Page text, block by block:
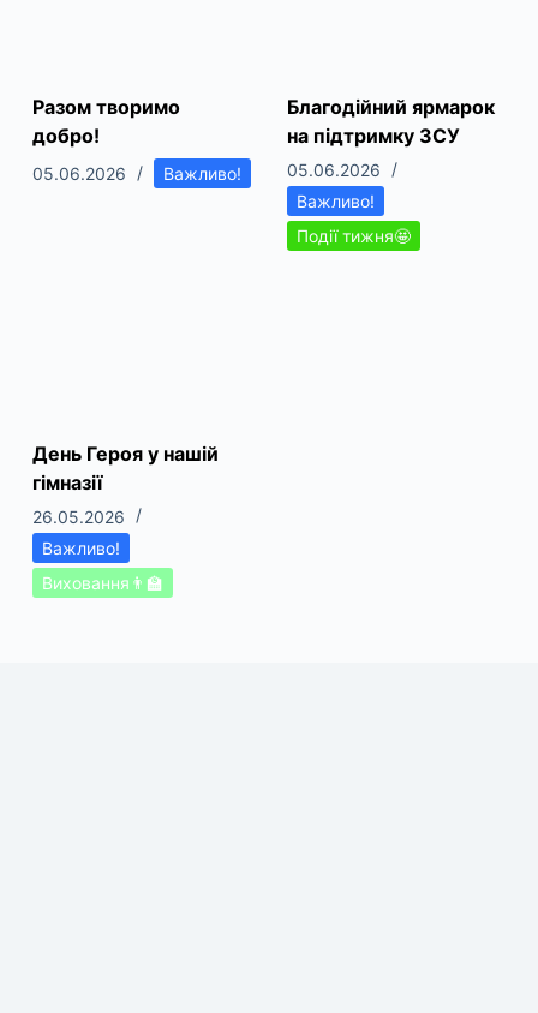
Разом творимо
добро!
05.06.2026 Важливо!
Благодійний ярмарок
на підтримку ЗСУ
05.06.2026
Важливо!
Події тижня🤩
День Героя у нашій
гімназії
26.05.2026
Важливо!
Виховання👨‍🏫